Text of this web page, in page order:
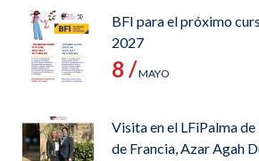
BFI para el próximo
2027
8 /MAYO
Visita en el LFiPalma
de Francia, Azar Agah